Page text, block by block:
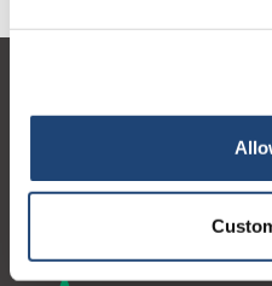
Contactgegevens